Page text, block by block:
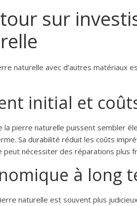
sur
naturelle avec d’autres matériaux
initial et
la pierre naturelle puissent sembler
Sa durabilité réduit les coûts
peut nécessiter des réparations plus
à long
naturelle est souvent plus